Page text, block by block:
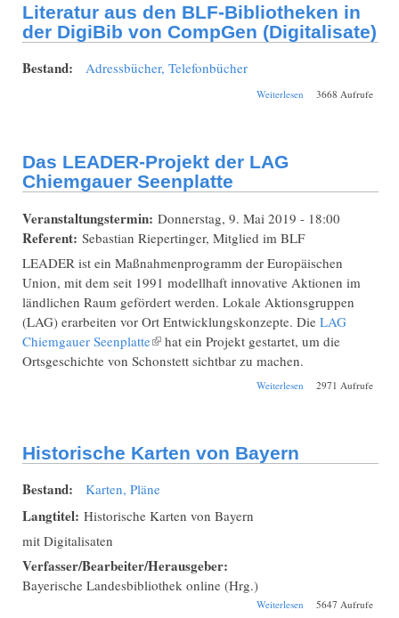
Literatur aus den BLF-Bibliotheken in
der DigiBib von CompGen (Digitalisate)
Bestand: Adressbücher, Telefonbücher
Weiterlesen über Literatur aus
3668 Aufrufe
Das LEADER-Projekt der LAG
Chiemgauer Seenplatte
Veranstaltungstermin: Donnerstag, 9. Mai 2019 - 18:00
Referent: Sebastian Riepertinger, Mitglied im BLF
LEADER ist ein Maßnahmenprogramm der Europäischen
Union, mit dem seit 1991 modellhaft innovative Aktionen im
ländlichen Raum gefördert werden. Lokale Aktionsgruppen
(LAG) erarbeiten vor Ort Entwicklungskonzepte. Die LAG
Chiemgauer Seenplatte(Link ist extern)
hat ein Projekt gestartet, um die
Ortsgeschichte von Schonstett sichtbar zu machen.
Weiterlesen über Das LEADER-
2971 Aufrufe
Historische Karten von Bayern
Bestand: Karten, Pläne
Langtitel: Historische Karten von Bayern
mit Digitalisaten
Verfasser/Bearbeiter/Herausgeber:
Bayerische Landesbibliothek online (Hrg.)
Weiterlesen über Historische
5647 Aufrufe